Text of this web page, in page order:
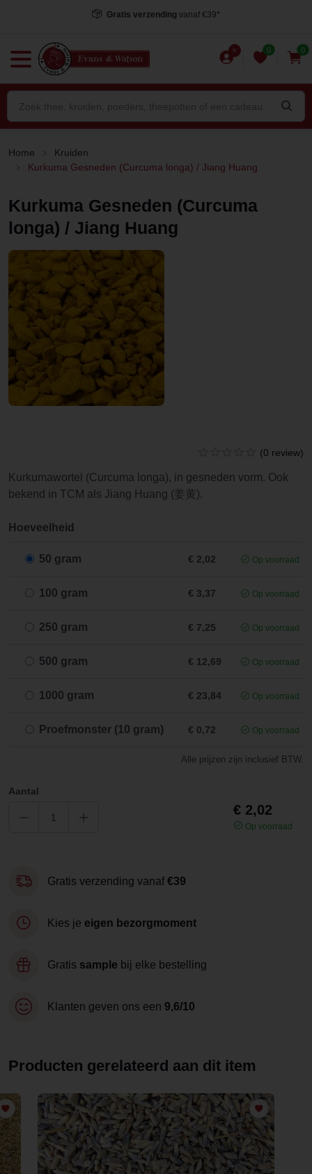
Voor 15.00 uur besteld, dezelfde dag verstuurd*
0 0
Home
Kruiden
Kurkuma Gesneden (Curcuma longa) / Jiang Huang
Kurkuma Gesneden (Curcuma
longa) / Jiang Huang
(0 review)
Kurkumawortel (Curcuma longa), in gesneden vorm. Ook
bekend in TCM als Jiang Huang (姜黄).
Hoeveelheid
50 gram € 2,02 Op voorraad
100 gram € 3,37 Op voorraad
250 gram € 7,25 Op voorraad
500 gram € 12,69 Op voorraad
1000 gram € 23,84 Op voorraad
Proefmonster (10 gram) € 0,72 Op voorraad
Alle prijzen zijn inclusief BTW.
Aantal
€ 2,02
Op voorraad
Gratis verzending vanaf €39
Kies je eigen bezorgmoment
Gratis sample bij elke bestelling
Klanten geven ons een 9,6/10
Producten gerelateerd aan dit item